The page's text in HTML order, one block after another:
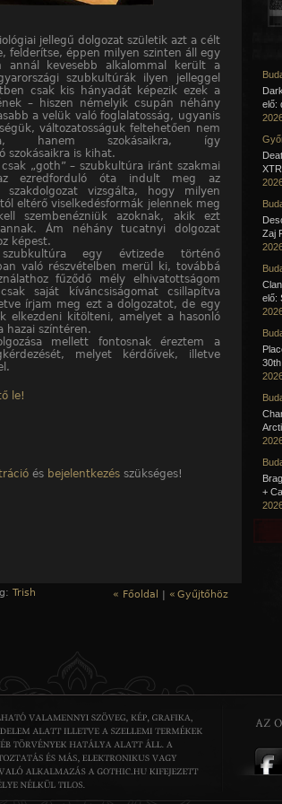
jellegű dolgozat születik azt a célt
felderítse, éppen milyen szinten áll egy
annál kevesebb alkalommal került a
szubkultúrák ilyen jelleggel
csak kis hányadát képezik ezek a
– hiszen némelyik csupán néhány
a velük való foglalatosság, ugyanis
változatosságuk feltehetően nem
hanem szokásaikra, így
szokásaikra is kihat.
„goth” – szubkultúra iránt szakmai
az ezredforduló óta indult meg az
szakdolgozat vizsgálta, hogy milyen
eltérő viselkedésformák jelennek meg
szembenézniük azoknak, akik ezt
Ám néhány tucatnyi dolgozat
képest.
egy évtizede történő
való részvételben merül ki, továbbá
fűződő mély elhivatottságom
saját kíváncsiságomat csillapítva
írjam meg ezt a dolgozatot, de egy
elkezdeni kitölteni, amelyet a hasonló
hazai színtéren.
mellett fontosnak éreztem a
melyet kérdőívek, illetve
le!
és bejelentkezésszükséges!
Trish « Főoldal | « Gyűjtőhöz
elő:
Zaj
elő:
+